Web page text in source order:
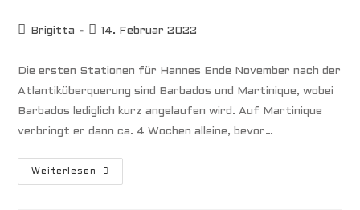
Beitrags-
Brigitta
Beitrag
14. Februar 2022
Die ersten Stationen für Hannes Ende November nach der
Atlantiküberquerung sind Barbados und Martinique, wobei
Barbados lediglich kurz angelaufen wird. Auf Martinique
verbringt er dann ca. 4 Wochen alleine, bevor…
Weiterlesen
SVG
Trauminseln